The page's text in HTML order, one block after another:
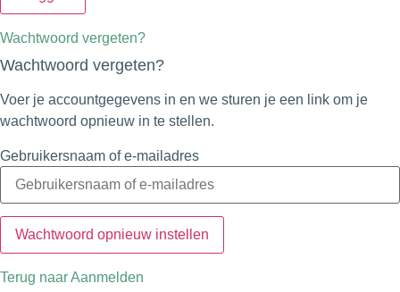
Wachtwoord vergeten?
Wachtwoord vergeten?
Voer je accountgegevens in en we sturen je een link om je
wachtwoord opnieuw in te stellen.
Gebruikersnaam of e-mailadres
Terug naar Aanmelden